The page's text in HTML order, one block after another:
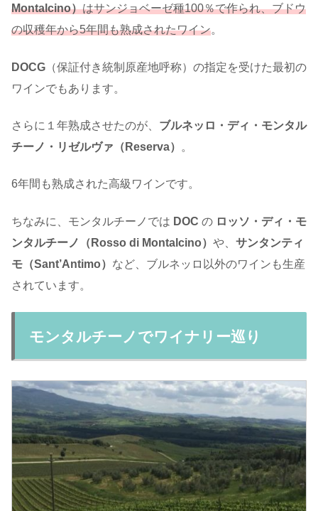
Montalcino）はサンジョベーゼ種100％で作られ、ブドウ
の収穫年から5年間も熟成されたワイン。
DOCG （保証付き統制原産地呼称）の指定を受けた最初の
ワインでもあります。
さらに１年熟成させたのが、 ブルネッロ・ディ・モンタル
チーノ・リゼルヴァ（Reserva）
。
6年間も熟成された高級ワインです。
ちなみに、モンタルチーノでは DOC の ロッソ・ディ・モ
ンタルチーノ（Rosso di Montalcino） や、 サンタンティ
モ（Sant’Antimo） など、ブルネッロ以外のワインも生産
されています。
モンタルチーノでワイナリー巡り